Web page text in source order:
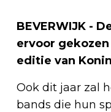
BEVERWIJK -
ervoor
editie van
Ook dit jaar zal
bands die hun